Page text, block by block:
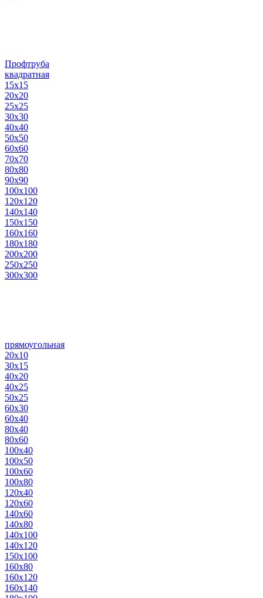
Профтруба
квадратная
15х15
20х20
25х25
30х30
40х40
50х50
60х60
70х70
80х80
90х90
100х100
120х120
140х140
150х150
160х160
180х180
200х200
250х250
300х300
прямоугольная
20х10
30х15
40х20
40х25
50х25
60х30
60х40
80х40
80х60
100х40
100х50
100х60
100х80
120х40
120х60
140х60
140х80
140х100
140х120
150х100
160х80
160х120
160х140